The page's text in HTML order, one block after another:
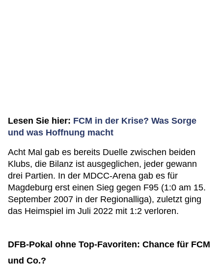
Lesen Sie hier: FCM in der Krise? Was Sorge
und was Hoffnung macht
Acht Mal gab es bereits Duelle zwischen beiden
Klubs, die Bilanz ist ausgeglichen, jeder gewann
drei Partien. In der MDCC-Arena gab es für
Magdeburg erst einen Sieg gegen F95 (1:0 am 15.
September 2007 in der Regionalliga), zuletzt ging
das Heimspiel im Juli 2022 mit 1:2 verloren.
DFB-Pokal ohne Top-Favoriten: Chance für FCM
und Co.?